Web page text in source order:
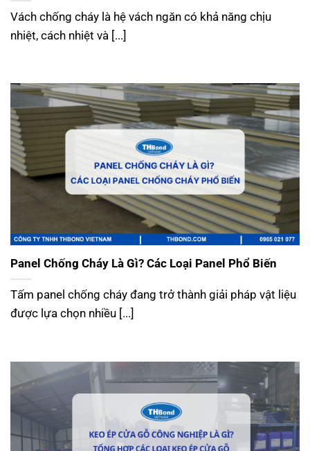
Vách chống cháy là hệ vách ngăn có khả năng chịu
nhiệt, cách nhiệt và [...]
Panel Chống Cháy Là Gì? Các Loại Panel Phổ Biến
Tấm panel chống cháy đang trở thành giải pháp vật liệu
được lựa chọn nhiều [...]